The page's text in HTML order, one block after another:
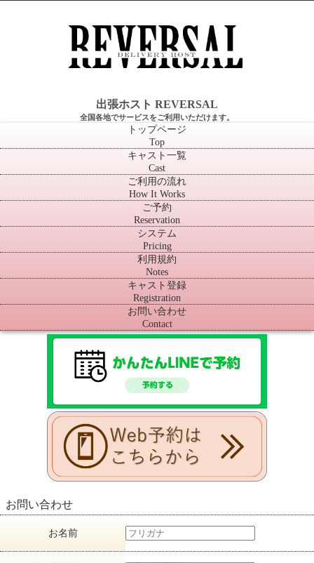
出張ホスト REVERSAL
全国各地でサービスをご利用いただけます。
トップページ
Top
キャスト一覧
Cast
ご利用の流れ
How It Works
ご予約
Reservation
システム
Pricing
利用規約
Notes
キャスト登録
Registration
お問い合わせ
Contact
お問い合わせ
お名前